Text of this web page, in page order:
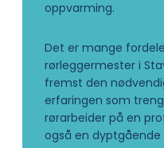
oppvarming.
Det er mange
rørleggermester i
fremst den
erfaringen som
rørarbeider på en
også en